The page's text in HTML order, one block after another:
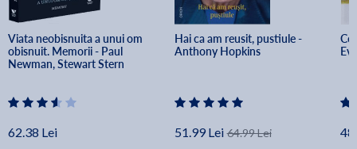
Viata neobisnuita a unui om
obisnuit. Memorii - Paul
Newman, Stewart Stern
62.38 Lei
Hai ca am reusit, pustiule -
Anthony Hopkins
51.99 Lei 64.99 Lei